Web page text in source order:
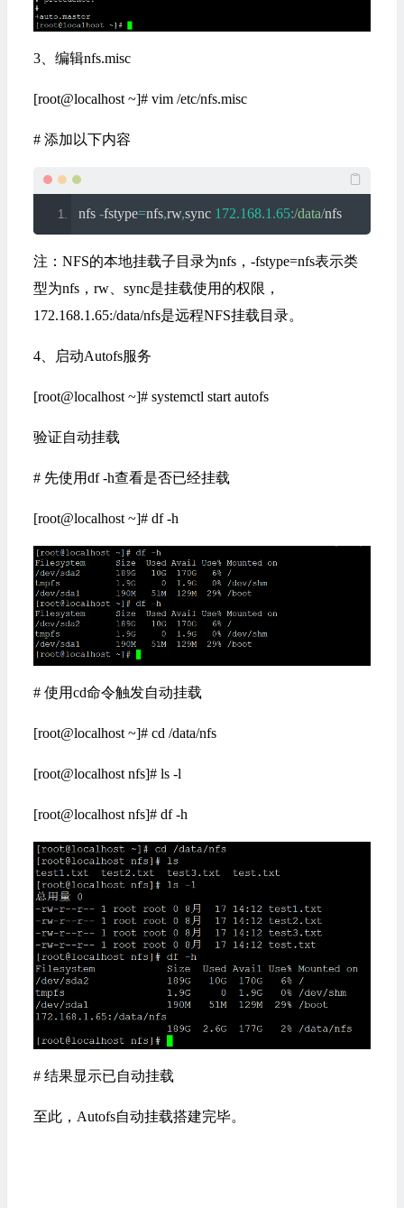
3、编辑nfs.misc
[root@localhost ~]# vim /etc/nfs.misc
# 添加以下内容
nfs -fstype=nfs,rw,sync 172.168.1.65:/data/nfs
注：NFS的本地挂载子目录为nfs，-fstype=nfs表示类
型为nfs，rw、sync是挂载使用的权限，
172.168.1.65:/data/nfs是远程NFS挂载目录。
4、启动Autofs服务
[root@localhost ~]# systemctl start autofs
验证自动挂载
# 先使用df -h查看是否已经挂载
[root@localhost ~]# df -h
# 使用cd命令触发自动挂载
[root@localhost ~]# cd /data/nfs
[root@localhost nfs]# ls -l
[root@localhost nfs]# df -h
# 结果显示已自动挂载
至此，Autofs自动挂载搭建完毕。